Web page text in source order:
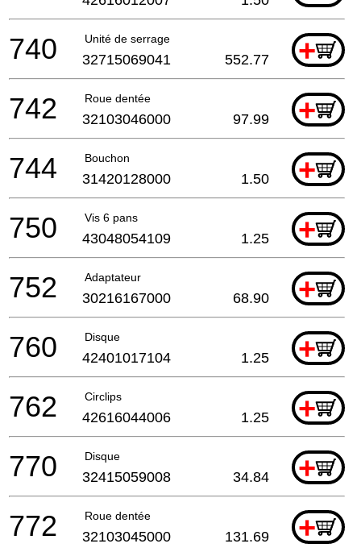
Unité de serrage +
740 32715069041 552.77
Roue dentée +
742 32103046000 97.99
Bouchon +
744 31420128000 1.50
Vis 6 pans +
750 43048054109 1.25
Adaptateur +
752 30216167000 68.90
Disque +
760 42401017104 1.25
Circlips +
762 42616044006 1.25
Disque +
770 32415059008 34.84
Roue dentée +
772 32103045000 131.69